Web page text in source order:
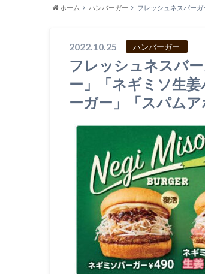
ホーム ハンバーガー フレッシュネスバー
2022.10.25 ハンバーガー
フレッシュネスバ
ー」「ネギミソ生
ーガー」「スパム